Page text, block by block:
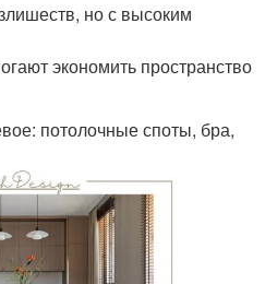
но с высоким
экономить пространство
потолочные споты, бра,